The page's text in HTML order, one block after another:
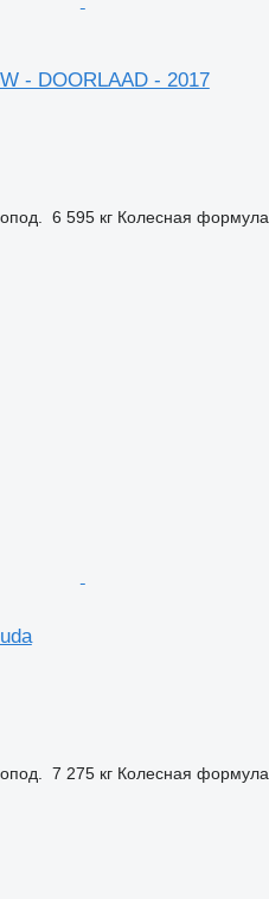
- DOORLAAD - 2017
6 595 кг Колесная формула
7 275 кг Колесная формула